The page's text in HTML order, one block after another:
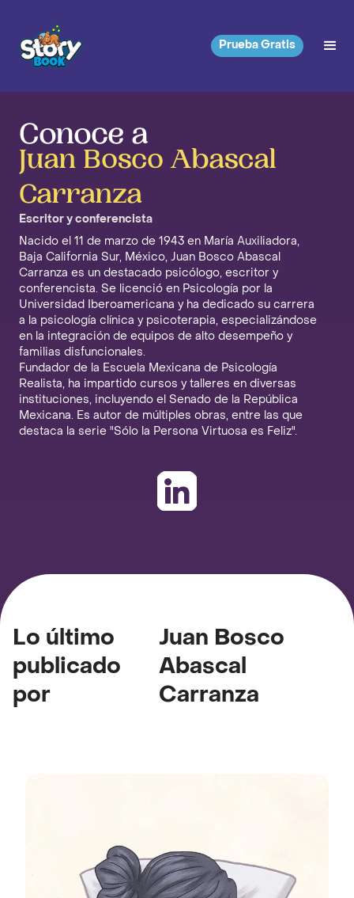
Prueba Gratis
Conoce a
Juan Bosco Abascal
Carranza
Escritor y conferencista
Nacido el 11 de marzo de 1943 en María Auxiliadora,
Baja California Sur, México, Juan Bosco Abascal
Carranza es un destacado psicólogo, escritor y
conferencista. Se licenció en Psicología por la
Universidad Iberoamericana y ha dedicado su carrera
a la psicología clínica y psicoterapia, especializándose
en la integración de equipos de alto desempeño y
familias disfuncionales.
Fundador de la Escuela Mexicana de Psicología
Realista, ha impartido cursos y talleres en diversas
instituciones, incluyendo el Senado de la República
Mexicana. Es autor de múltiples obras, entre las que
destaca la serie "Sólo la Persona Virtuosa es Feliz".
Lo último
publicado
por
Juan Bosco
Abascal
Carranza